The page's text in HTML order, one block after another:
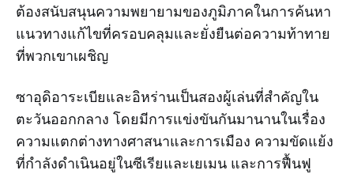
ต้องสนับสนุนความพยายามของภูมิภาคในการค้นหา
แนวทางแก้ไขที่ครอบคลุมและยั่งยืนต่อความท้าทาย
ที่พวกเขาเผชิญ
ซาอุดิอาระเบียและอิหร่านเป็นสองผู้เล่นที่สำคัญใน
ตะวันออกกลาง โดยมีการแข่งขันกันมานานในเรื่อง
ความแตกต่างทางศาสนาและการเมือง ความขัดแย้ง
ที่กำลังดำเนินอยู่ในซีเรียและเยเมน และการฟื้นฟู